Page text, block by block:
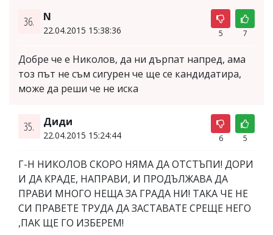
36. N
22.04.2015 15:38:36 5 7
Добре че е Николов, да ни дърпат напред, ама
тоз път не съм сигурен че ще се кандидатира,
може да реши че не иска
35. Диди
22.04.2015 15:24:44 6 5
Г-Н НИКОЛОВ СКОРО НЯМА ДА ОТСТЪПИ! ДОРИ
И ДА КРАДЕ, НАПРАВИ, И ПРОДЪЛЖАВА ДА
ПРАВИ МНОГО НЕЩА ЗА ГРАДА НИ! ТАКА ЧЕ НЕ
СИ ПРАВЕТЕ ТРУДА ДА ЗАСТАВАТЕ СРЕЩЕ НЕГО
,ПАК ЩЕ ГО ИЗБЕРЕМ!